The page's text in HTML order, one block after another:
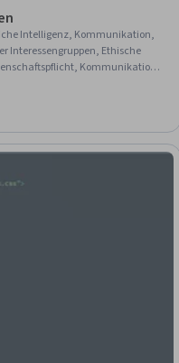
Intelligenz, Kommunikation,
Interessengruppen, Ethische
Kommunikation
des Vermögens, Erstellung
und Inklusion